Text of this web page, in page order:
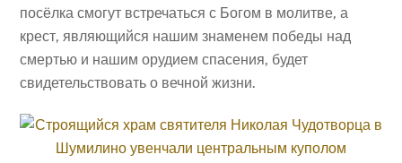
посёлка смогут встречаться с Богом в молитве, а
крест, являющийся нашим знаменем победы над
смертью и нашим орудием спасения, будет
свидетельствовать о вечной жизни.